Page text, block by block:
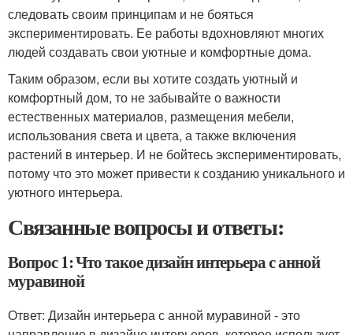
следовать своим принципам и не бояться
экспериментировать. Ее работы вдохновляют многих
людей создавать свои уютные и комфортные дома.
Таким образом, если вы хотите создать уютный и
комфортный дом, то не забывайте о важности
естественных материалов, размещения мебели,
использования света и цвета, а также включения
растений в интерьер. И не бойтесь экспериментировать,
потому что это может привести к созданию уникального и
уютного интерьера.
Связанные вопросы и ответы:
Вопрос 1: Что такое дизайн интерьера с анной
муравиной
Ответ: Дизайн интерьера с анной муравиной - это